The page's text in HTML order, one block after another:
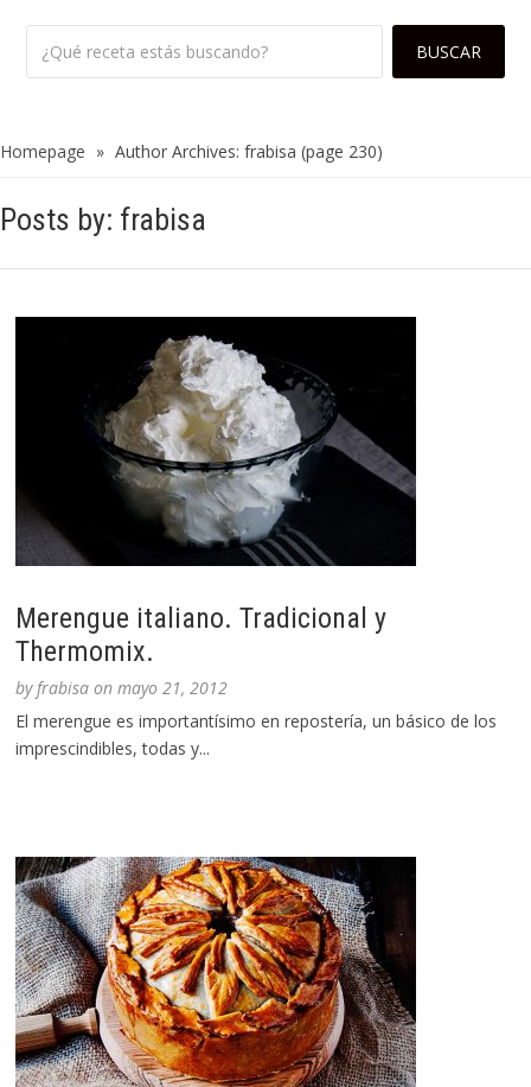
Homepage » Author Archives: frabisa (page 230)
Posts by: frabisa
Merengue italiano. Tradicional y
Thermomix.
byfrabisa onmayo 21, 2012
El merengue es importantísimo en repostería, un básico de los
imprescindibles, todas y...